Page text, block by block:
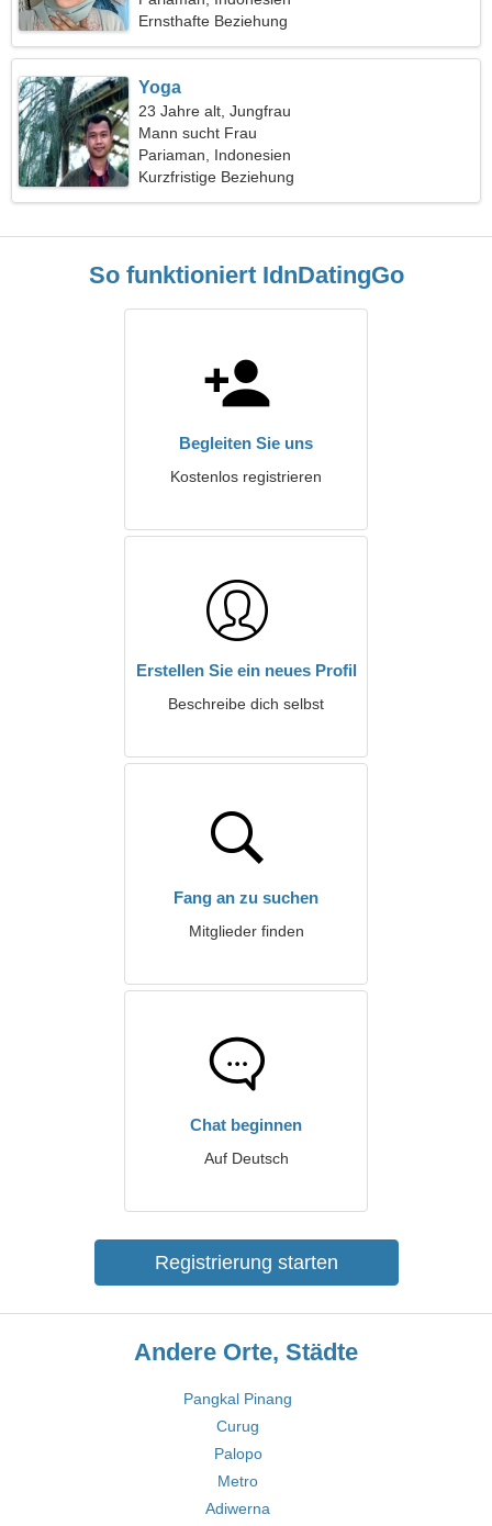
Ernsthafte Beziehung
Yoga
23 Jahre alt, Jungfrau
Mann sucht Frau
Pariaman, Indonesien
Kurzfristige Beziehung
So funktioniert IdnDatingGo
Begleiten Sie uns
Kostenlos registrieren
Erstellen Sie ein neues Profil
Beschreibe dich selbst
Fang an zu suchen
Mitglieder finden
Chat beginnen
Auf Deutsch
Registrierung starten
Andere Orte, Städte
Pangkal Pinang
Curug
Palopo
Metro
Adiwerna